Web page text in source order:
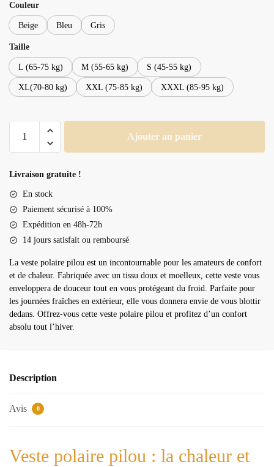
Couleur
Beige Bleu Gris
Taille
L (65-75 kg) M (55-65 kg) S (45-55 kg)
XL(70-80 kg) XXL (75-85 kg) XXXL (85-95 kg)
polaire
Ajouter au panier
Livraison gratuite !
En stock
Paiement sécurisé à 100%
Expédition en 48h-72h
14 jours satisfait ou remboursé
La veste polaire pilou est un incontournable pour les amateurs de confort
et de chaleur. Fabriquée avec un tissu doux et moelleux, cette veste vous
enveloppera de douceur tout en vous protégeant du froid. Parfaite pour
les journées fraîches en extérieur, elle vous donnera envie de vous blottir
dedans. Offrez-vous cette veste polaire pilou et profitez d’un confort
absolu tout l’hiver.
Description
Avis 0
Veste polaire pilou : la chaleur et